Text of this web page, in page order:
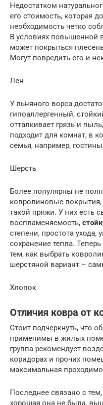
Недостатком
его стоимость, которая
необходимость четко
В условиях повышенной
может покрыться
Могут повредить его и
Лен
У льняного ворса
гипоаллергенный,
отталкивает грязь и
подходит для комнат, в
семья, например,
Шерсть
Более популярны не
ковролиновые покрытия,
такой пряжи. У них есть
воспламеняемость,
степени, простота ухода,
сохранение тепла.
тем, как выбрать
шерстяной вариант –
Хлопок
Отличия ковра от
Стоит подчеркнуть, что
применимы в жилых
группа рекомендует
коридорах и прочих
максимальная
Последнее связано с
хорошая она не была,